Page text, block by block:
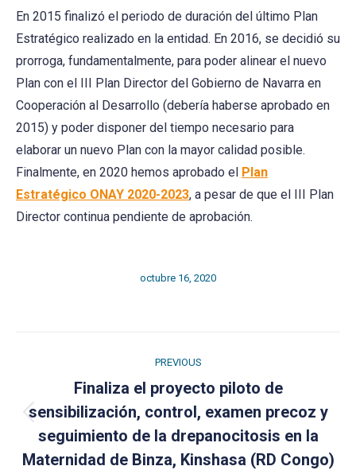
En 2015 finalizó el periodo de duración del último Plan
Estratégico realizado en la entidad. En 2016, se decidió su
prorroga, fundamentalmente, para poder alinear el nuevo
Plan con el III Plan Director del Gobierno de Navarra en
Cooperación al Desarrollo (debería haberse aprobado en
2015) y poder disponer del tiempo necesario para
elaborar un nuevo Plan con la mayor calidad posible.
Finalmente, en 2020 hemos aprobado el Plan
Estratégico ONAY 2020-2023, a pesar de que el III Plan
Director continua pendiente de aprobación.
octubre 16, 2020
navigation
PREVIOUS
Previous
post:
Finaliza el proyecto piloto de
sensibilización, control, examen precoz y
seguimiento de la drepanocitosis en la
Maternidad de Binza, Kinshasa (RD Congo)